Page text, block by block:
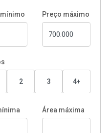
Preço máximo
2 3 4+
Área máxima